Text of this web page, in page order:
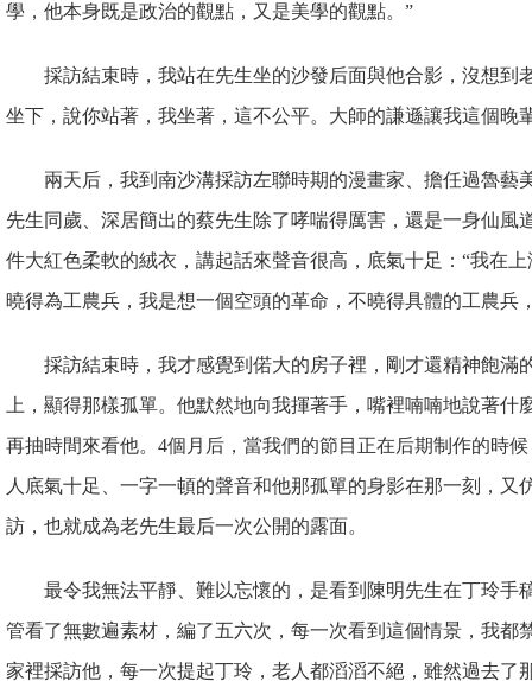
學，他本身既是政治的觀點，又是美學的觀點。”
採訪結束時，我站在先生坐的沙發后面與他合影，沒想到
坐下，說你站著，我坐著，這不公平。大師的謙遜讓我這個晚
兩天后，我到南沙溝採訪左聯時期的漫畫家、擔任過魯藝
先生同歲、深居簡出的蔡先生除了哮喘得厲害，還是一身仙風
件大紅色柔軟的絨衣，講起話來聲音很高，底氣十足：“我在
曉得為工農兵，我是想一個空頭的革命，不曉得具體的工農兵
採訪結束時，我才感覺到偌大的房子裡，剛才還精神飽滿
上，顯得那樣孤單。他默然地向我揮著手，嘴裡喃喃地說著
再抽時間來看他。4個月后，當我們的節目正在后期制作的時
人底氣十足、一字一頓的聲音和他那孤單的身影在那一刻，又
訪，也就成為老先生最后一次公開的露面。
最令我無法平靜、難以忘懷的，是看到陳明先生在丁玲手
管看了無數遍素材，編了五六次，每一次看到這個情景，我都
家裡採訪他，每一次提起丁玲，老人都滔滔不絕，雖然過去了